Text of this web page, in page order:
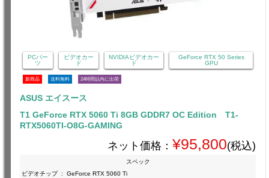
PCパー
ツ
ビデオカー
ド
NVIDIAビデオカー
ド
GeForce RTX 50 Series
GPU
新商品 送料無料 24時間以内に出荷
ASUS エイスース
T1 GeForce RTX 5060 Ti 8GB GDDR7 OC Edition T1-
RTX5060TI-O8G-GAMING
ネット価格： ¥95,800(税込)
スペック
ビデオチップ :
GeForce RTX 5060 Ti